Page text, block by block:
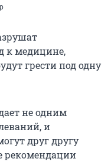
к медицине,
грести под одну
не одним
и
друг другу
рекомендации